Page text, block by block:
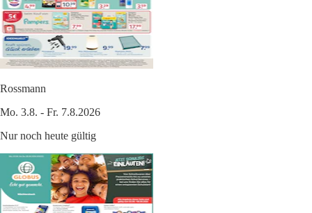
Rossmann
Mo. 3.8. - Fr. 7.8.2026
Nur noch heute gültig